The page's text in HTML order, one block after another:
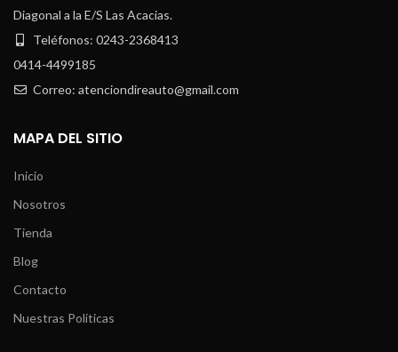
Diagonal a la E/S Las Acacias.
Teléfonos: 0243-2368413
0414-4499185
Correo: atenciondireauto@gmail.com
MAPA DEL SITIO
Inicio
Nosotros
Tienda
Blog
Contacto
Nuestras Políticas